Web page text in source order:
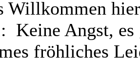
Willkommen
Keine Angst,
fröhliches